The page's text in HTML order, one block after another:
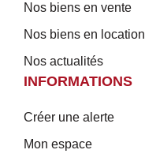
Nos biens en vente
Nos biens en location
Nos actualités
INFORMATIONS
Créer une alerte
Mon espace